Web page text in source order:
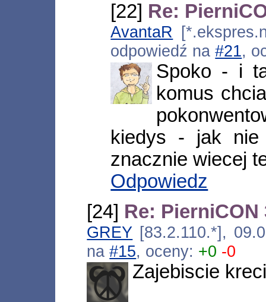
[22] Re:
AvantaR
odpowiedź na#21,
Spoko - i
komus
kiedys - jak
znacznie wiecej
Odpowiedz
[24] Re:
GREY [83.2.110.*],
na#15, oceny: +0 -0
Zajebiscie